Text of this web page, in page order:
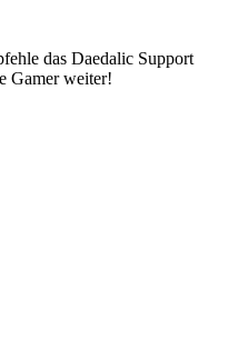
das Daedalic Support
Gamer weiter!